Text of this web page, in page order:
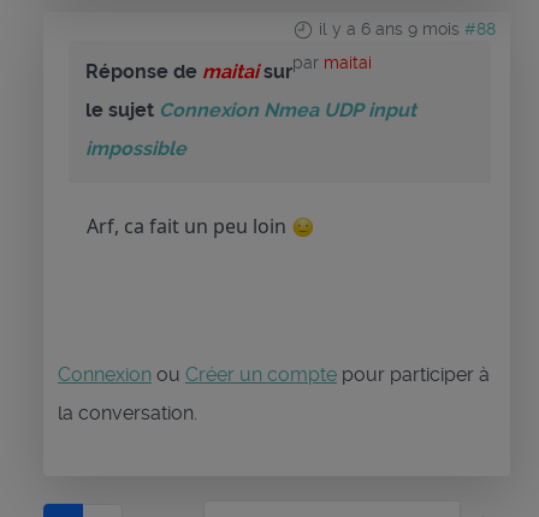
il y a 6 ans 9 mois #88
par maitai
Réponse de maitaisur
le sujet Connexion Nmea UDP input
impossible
Arf, ca fait un peu loin
Connexion ou Créer un compte pour participer à
la conversation.